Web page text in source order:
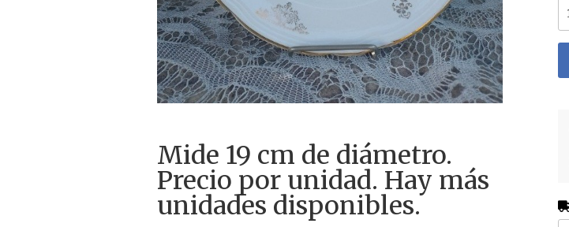
Mide 19 cm de diámetro.
Precio por unidad. Hay más
unidades disponibles.